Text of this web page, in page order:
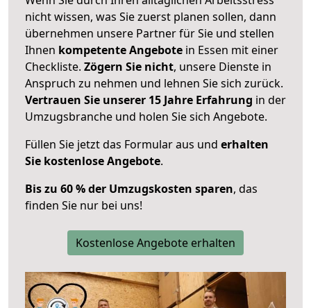
nicht wissen, was Sie zuerst planen sollen, dann
übernehmen unsere Partner für Sie und stellen
Ihnen kompetente Angebote in Essen mit einer
Checkliste. Zögern Sie nicht, unsere Dienste in
Anspruch zu nehmen und lehnen Sie sich zurück.
Vertrauen Sie unserer 15 Jahre Erfahrung in der
Umzugsbranche und holen Sie sich Angebote.
Füllen Sie jetzt das Formular aus und erhalten
Sie kostenlose Angebote.
Bis zu 60 % der Umzugskosten sparen, das
finden Sie nur bei uns!
Kostenlose Angebote erhalten